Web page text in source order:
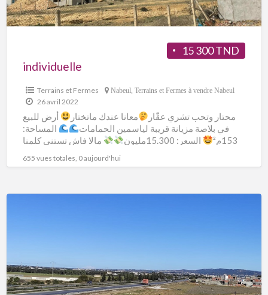
15 300 TND
individuelle
Terrains et Fermes Nabeul Terrains et Fermes à vendre Nabeul
26 avril 2022
محتار وتحب تشري عقّار معانا عندك ماتختار
أرض للبيع
في بلاصة مزيانة قريبة لياسمين الحمامات
المساحة:
153م²
السعر: 15.300مليون
مالا فاش تستنى كلمنا
655 vues totales, 0 aujourd'hui